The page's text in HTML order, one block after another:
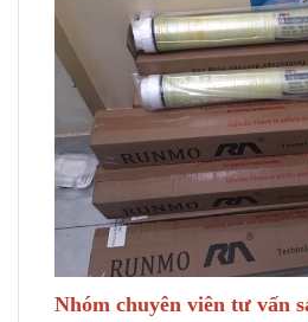
Nhóm chuyên viên tư vấn